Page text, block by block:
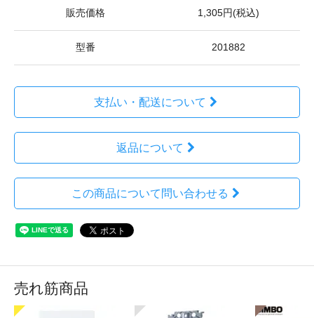
販売価格 1,305円(税込)
型番 201882
支払い・配送について
返品について
この商品について問い合わせる
売れ筋商品